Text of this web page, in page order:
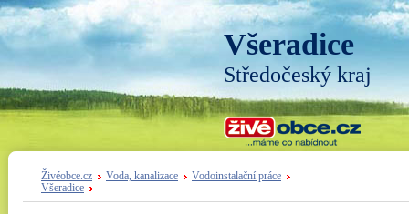
Všeradice
Středočeský kraj
Živéobce.cz Voda, kanalizace
Vodoinstalační práce
Všeradice